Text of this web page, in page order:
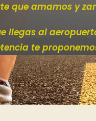
que amamos y
llegas al
te